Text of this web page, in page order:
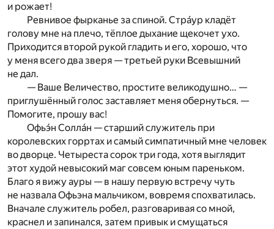
и рожает!
Ревнивое фырканье за спиной. Стрáур кладёт
голову мне на плечо, тёплое дыхание щекочет ухо.
Приходится второй рукой гладить и его, хорошо, что
у меня всего два зверя — третьей руки Всевышний
не дал.
— Ваше Величество, простите великодушно… —
приглушённый голос заставляет меня обернуться. —
Помогите, прошу вас!
Офьэ́н Соллáн — старший служитель при
королевских горртах и самый симпатичный мне человек
во дворце. Четыреста сорок три года, хотя выглядит
этот худой невысокий маг совсем юным пареньком.
Благо я вижу ауры — в нашу первую встречу чуть
не назвала Офьэна мальчиком, вовремя спохватилась.
Вначале служитель робел, разговаривая со мной,
краснел и запинался, затем привык и смущаться